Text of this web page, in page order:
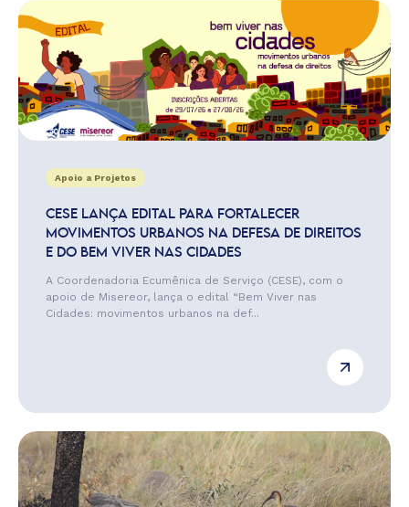
Apoio a Projetos
CESE LANÇA EDITAL PARA FORTALECER
MOVIMENTOS URBANOS NA DEFESA DE DIREITOS
E DO BEM VIVER NAS CIDADES
A Coordenadoria Ecumênica de Serviço (CESE), com o
apoio de Misereor, lança o edital “Bem Viver nas
Cidades: movimentos urbanos na def...